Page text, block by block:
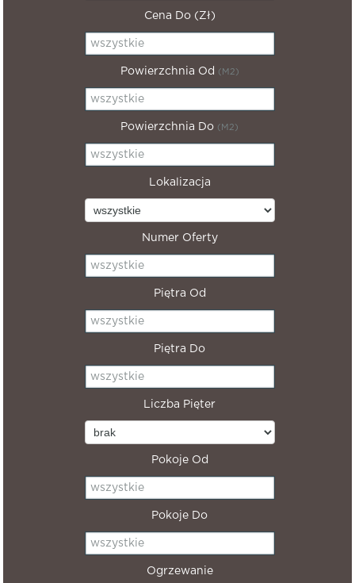
Cena Do (zł)
Powierzchnia Od (m2)
Powierzchnia Do (m2)
Lokalizacja
Numer Oferty
Piętra Od
Piętra Do
Liczba Pięter
Pokoje Od
Pokoje Do
Ogrzewanie